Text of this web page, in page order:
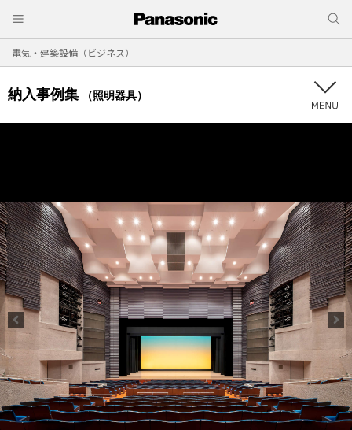
電気・建築設備（ビジネス）
納入事例集 （照明器具）